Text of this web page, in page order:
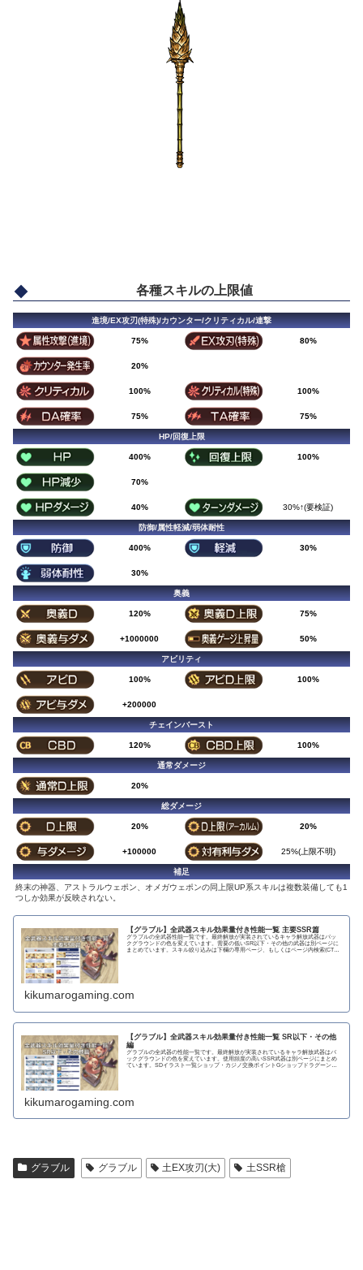
各種スキルの上限値
進境/EX攻刃(特殊)/カウンター/クリティカル/連撃
75% 80%
20%
100% 100%
75% 75%
HP/回復上限
400% 100%
70%
40% 30%↑(要検証)
防御/属性軽減/弱体耐性
400% 30%
30%
奥義
120% 75%
+1000000 50%
アビリティ
100% 100%
+200000
チェインバースト
120% 100%
通常ダメージ
20%
総ダメージ
20% 20%
+100000 25%(上限不明)
補足
終末の神器、アストラルウェポン、オメガウェポンの同上限UP系スキルは複数装備しても1
つしか効果が反映されない。
【グラブル】全武器スキル効果量付き性能一覧 主要SSR篇
グラブルの全武器性能一覧です。最終解放が実装されているキャラ解放武器はバッ
クグラウンドの色を変えています。需要の低いSR以下・その他の武器は別ページに
まとめています。スキル絞り込みは下欄の専用ページ、もしくはページ内検索(CTRL
kikumarogaming.com
【グラブル】全武器スキル効果量付き性能一覧 SR以下・その他
編
グラブルの全武器の性能一覧です。最終解放が実装されているキャラ解放武器はバ
ックグラウンドの色を変えています。使用頻度の高いSSR武器は別ページにまとめ
ています。SDイラスト一覧ショップ・カジノ交換ポイントGショップドラグーンラ
kikumarogaming.com
グラブル グラブル 土EX攻刃(大) 土SSR槍